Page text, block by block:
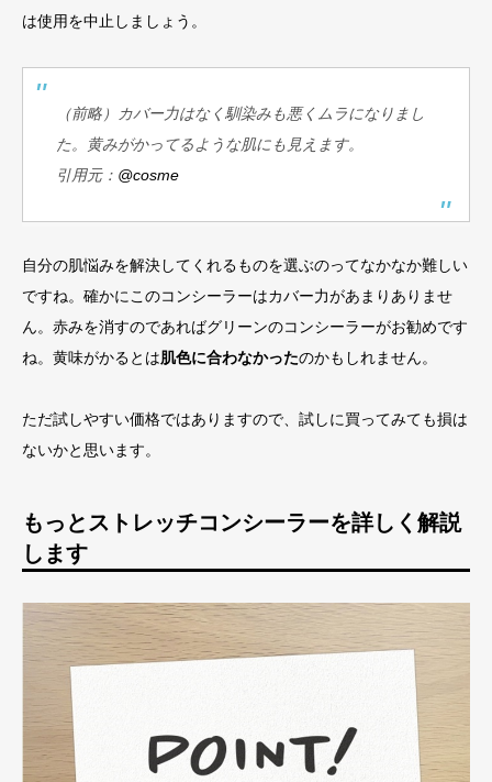
は使用を中止しましょう。
（前略）カバー力はなく馴染みも悪くムラになりまし
た。黄みがかってるような肌にも見えます。
引用元：​​ @cosme
自分の肌悩みを解決してくれるものを選ぶのってなかなか難しい
ですね。確かにこのコンシーラーはカバー力があまりありませ
ん。赤みを消すのであればグリーンのコンシーラーがお勧めです
ね。黄味がかるとは肌色に合わなかったのかもしれません。
ただ試しやすい価格ではありますので、試しに買ってみても損は
ないかと思います。
もっとストレッチコンシーラーを詳しく解説
します